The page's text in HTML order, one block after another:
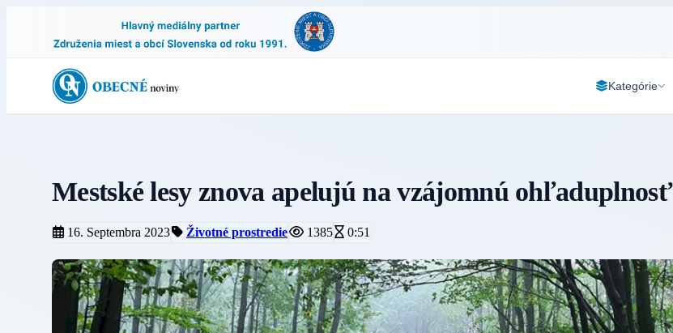
Kategórie
Mestské lesy znova apelujú na vzájomnú ohľaduplnosť
16. Septembra 2023 Životné prostredie 1385 0:51